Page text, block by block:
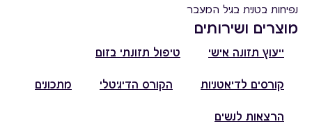
נפיחות בטנית בגיל המעבר
מוצרים ושירותים
ייעוץ תזונה אישי טיפול תזונתי בזום
קורסים לדיאטניות הקורס הדיגיטלי מתכונים
הרצאות לנשים